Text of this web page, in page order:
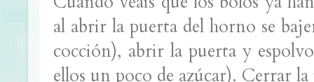
al abrir la puerta del horno se
cocción), abrir la puerta y
ellos un poco de azúcar). Cerrar